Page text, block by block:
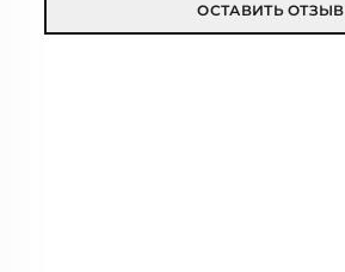
ОСТАВИТЬ ОТЗЫВ